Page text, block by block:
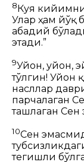
8 Куя
Улар ҳам йўқ
абадий
этади.”
9Уйғон, уйғон,
тўлгин! Уйғон
насллар
парчалаган
ташлаган
10Сен
тегишли